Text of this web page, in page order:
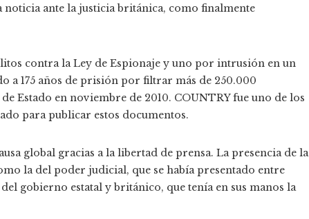
ante la justicia británica, como finalmente
contra la Ley de Espionaje y uno por intrusión en un
a 175 años de prisión por filtrar más de 250.000
Estado en noviembre de 2010. COUNTRY fue uno de los
para publicar estos documentos.
global gracias a la libertad de prensa. La presencia de la
la del poder judicial, que se había presentado entre
gobierno estatal y británico, que tenía en sus manos la